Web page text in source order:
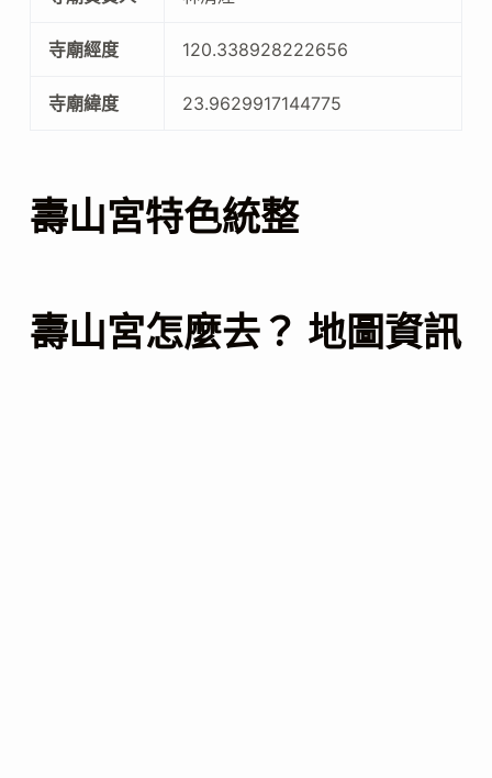
寺廟經度 120.338928222656
寺廟緯度 23.9629917144775
壽山宮特色統整
壽山宮怎麼去？ 地圖資訊